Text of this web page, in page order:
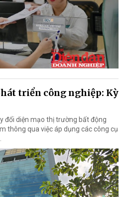
triển công nghiệp: Kỳ
đổi diện mạo thị trường bất động
thông qua việc áp dụng các công cụ